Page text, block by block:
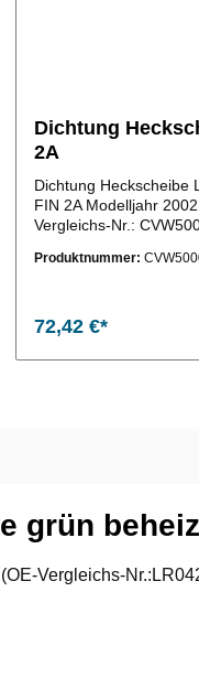
Dichtung
2A
Dichtung Heckscheibe
FIN 2A Modelljahr
Vergleichs-Nr.:
Produktnummer:
72,42 €*
grün
Vergleichs-